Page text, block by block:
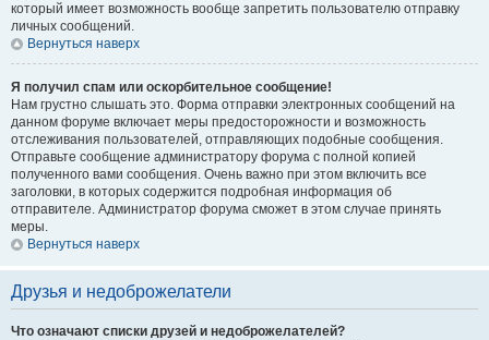
который имеет возможность вообще запретить пользователю отправку
личных сообщений.
Вернуться наверх
Я получил спам или оскорбительное сообщение!
Нам грустно слышать это. Форма отправки электронных сообщений на
данном форуме включает меры предосторожности и возможность
отслеживания пользователей, отправляющих подобные сообщения.
Отправьте сообщение администратору форума с полной копией
полученного вами сообщения. Очень важно при этом включить все
заголовки, в которых содержится подробная информация об
отправителе. Администратор форума сможет в этом случае принять
меры.
Вернуться наверх
Друзья и недоброжелатели
Что означают списки друзей и недоброжелателей?